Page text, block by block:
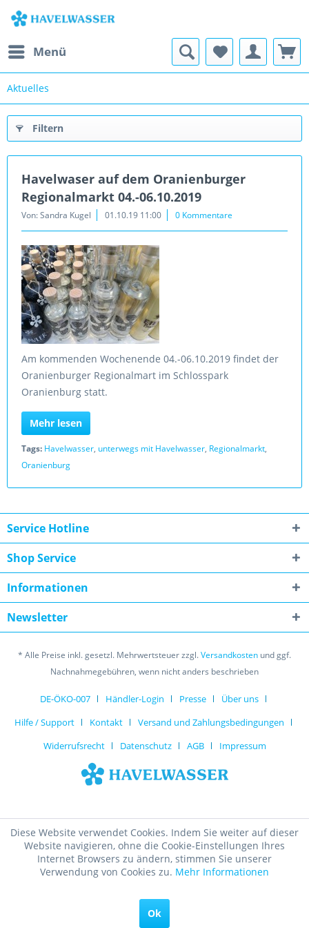
Menü
Aktuelles
Filtern
Havelwaser auf dem Oranienburger
Regionalmarkt 04.-06.10.2019
Von: Sandra Kugel 01.10.19 11:00 0 Kommentare
Am kommenden Wochenende 04.-06.10.2019 findet der
Oranienburger Regionalmart im Schlosspark
Oranienburg statt.
Mehr lesen
Tags: Havelwasser, unterwegs mit Havelwasser, Regionalmarkt,
Oranienburg
Service Hotline
Shop Service
Informationen
Newsletter
* Alle Preise inkl. gesetzl. Mehrwertsteuer zzgl.Versandkosten und ggf.
Nachnahmegebühren, wenn nicht anders beschrieben
DE-ÖKO-007 Händler-Login Presse
Über uns
Hilfe / Support
Kontakt
Versand und Zahlungsbedingungen
Widerrufsrecht
Datenschutz AGB Impressum
Diese Website verwendet Cookies. Indem Sie weiter auf dieser
Website navigieren, ohne die Cookie-Einstellungen Ihres
Internet Browsers zu ändern, stimmen Sie unserer
Verwendung von Cookies zu. Mehr Informationen
Ok